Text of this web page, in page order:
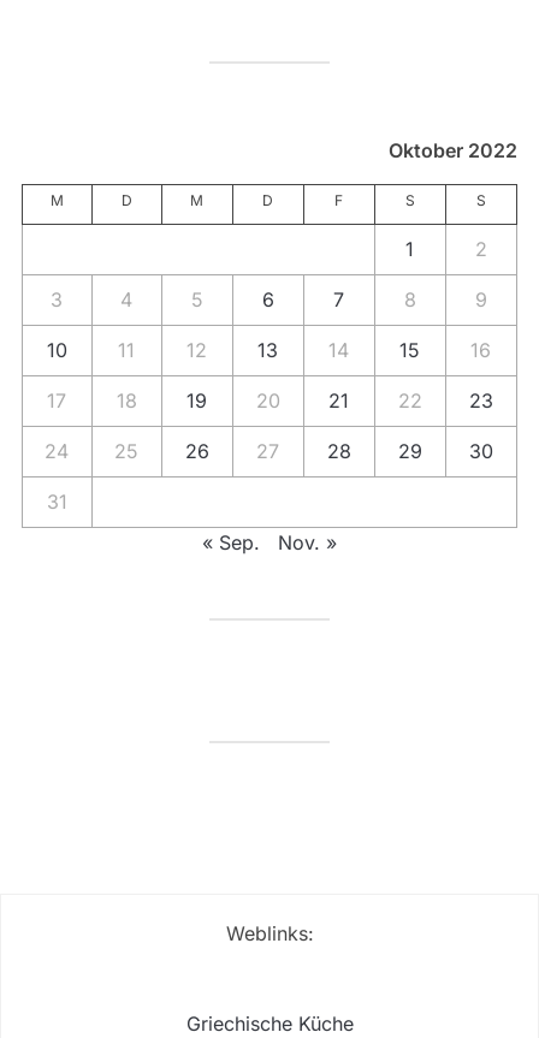
Oktober 2022
M D M D F S S
1 2
3 4 5 6 7 8 9
10 11 12 13 14 15 16
17 18 19 20 21 22 23
24 25 26 27 28 29 30
31
« Sep.
Nov. »
Weblinks:
Griechische Küche